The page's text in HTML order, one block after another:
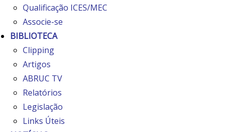
Qualificação ICES/MEC
Associe-se
BIBLIOTECA
Clipping
Artigos
ABRUC TV
Relatórios
Legislação
Links Úteis